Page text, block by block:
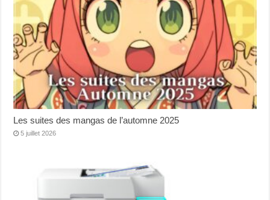
Les suites des mangas de l’automne 2025
5 juillet 2026